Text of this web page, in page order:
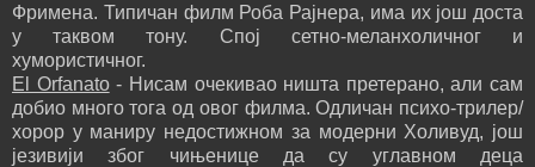
Фримена. Типичан филм Роба Рајнера, има их још доста
у таквом тону. Спој сетно-меланхоличног и
хумористичног.
El Orfanato- Нисам очекивао ништа претерано, али сам
добио много тога од овог филма. Одличан психо-трилер/
хорор у маниру недостижном за модерни Холивуд, још
језивији због чињенице да су углавном деца